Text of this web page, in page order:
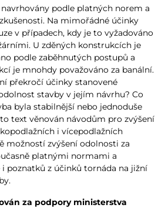
podle platných norem a
Na mimořádné účinky
v případech, kdy je to vyžadováno
U zděných konstrukcích je
podle zaběhnutých postupů a
je mnohdy považováno za banální.
překročí účinky stanovené
stavby v jejím návrhu? Co
byla stabilnější nebo jednoduše
text věnován návodům pro zvýšení
i vícepodlažních
možností zvýšení odolnosti za
platnými normami a
poznatků z účinků tornáda na jižní
za podpory ministerstva